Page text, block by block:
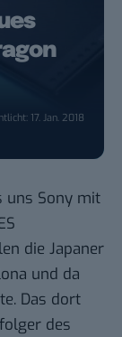
17. Jan. 2018
uns Sony mit
die Japaner
und da
Das dort
des